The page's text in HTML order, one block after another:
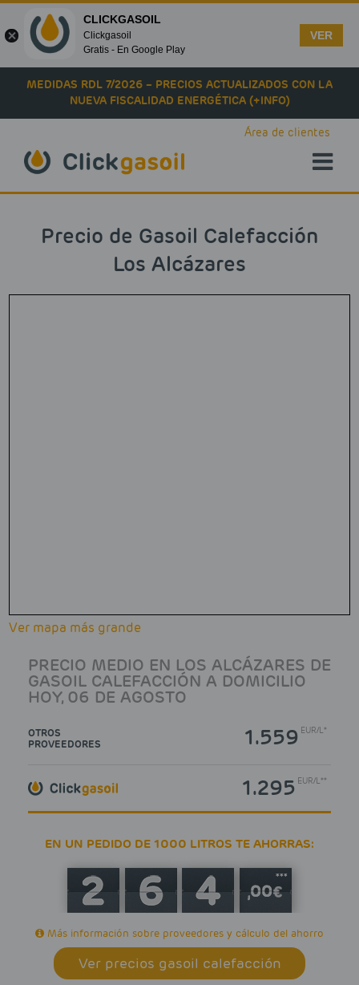
Skip to main content
MEDIDAS RDL 7/2026 – PRECIOS ACTUALIZADOS CON LA
NUEVA FISCALIDAD ENERGÉTICA (+INFO)
Área de clientes
Precio de Gasoil Calefacción
Los Alcázares
Ver mapa más grande
PRECIO MEDIO EN LOS ALCÁZARES DE
GASOIL CALEFACCIÓN A DOMICILIO
HOY, 06 DE AGOSTO
OTROS
PROVEEDORES
1.559EUR/L*
1.295EUR/L**
EN UN PEDIDO DE 1000 LITROS TE AHORRAS:
***
Más información sobre proveedores y cálculo del ahorro
Ver precios gasoil calefacción
CLICKGASOIL
Clickgasoil
Gratis - En Google Play
VER